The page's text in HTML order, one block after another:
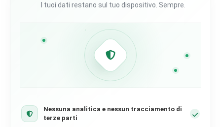
I tuoi dati restano sul tuo dispositivo. Sempre.
Nessuna analitica e nessun tracciamento di
terze parti